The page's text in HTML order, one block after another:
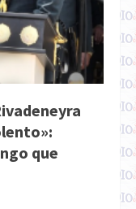
que